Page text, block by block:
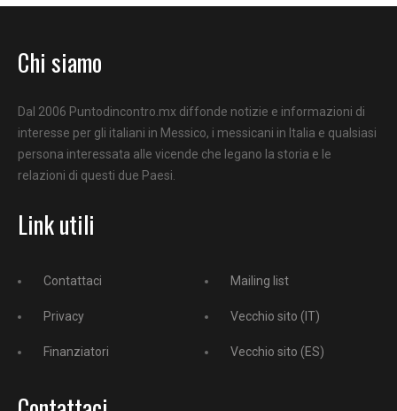
Chi siamo
Dal 2006 Puntodincontro.mx diffonde notizie e informazioni di
interesse per gli italiani in Messico, i messicani in Italia e qualsiasi
persona interessata alle vicende che legano la storia e le
relazioni di questi due Paesi.
Link utili
Contattaci
Privacy
Finanziatori
Mailing list
Vecchio sito (IT)
Vecchio sito (ES)